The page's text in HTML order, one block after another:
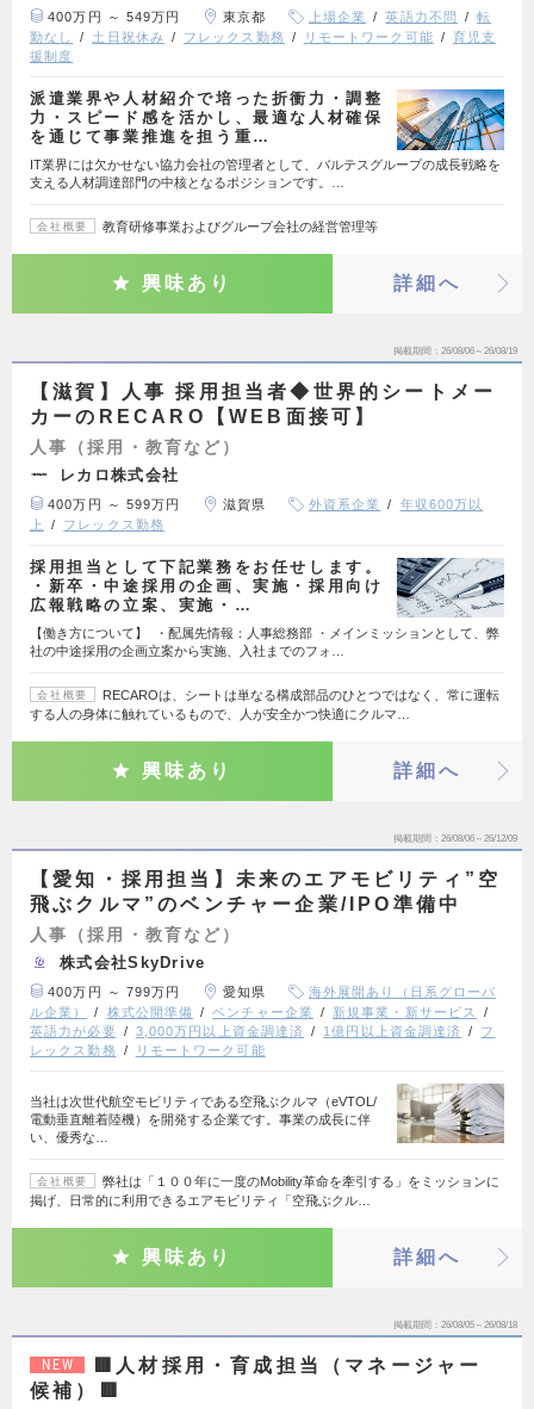
400万円 ～ 549万円 東京都 上場企業 英語力不問
転
勤なし
土日祝休み フレックス勤務 リモートワーク可能
育児支
援制度
派遣業界や人材紹介で培った折衝力・調整
力・スピード感を活かし、最適な人材確保
を通じて事業推進を担う重…
IT業界には欠かせない協力会社の管理者として、バルテスグループの成長戦略を
支える人材調達部門の中核となるポジションです。…
会社概要 教育研修事業およびグループ会社の経営管理等
興味あり 詳細へ
掲載期間 26/08/06～26/08/19
【滋賀】人事 採用担当者◆世界的シートメー
カーのRECARO【WEB面接可】
人事（採用・教育など）
レカロ株式会社
400万円 ～ 599万円 滋賀県 外資系企業
年収600万以
上
フレックス勤務
採用担当として下記業務をお任せします。
・新卒・中途採用の企画、実施・採用向け
広報戦略の立案、実施・…
【働き方について】 ・配属先情報：人事総務部 ・メインミッションとして、弊
社の中途採用の企画立案から実施、入社までのフォ…
会社概要
RECAROは、シートは単なる構成部品のひとつではなく、常に運転
する人の身体に触れているもので、人が安全かつ快適にクルマ…
興味あり 詳細へ
掲載期間 26/08/06～26/12/09
【愛知・採用担当】未来のエアモビリティ”空
飛ぶクルマ”のベンチャー企業/IPO準備中
人事（採用・教育など）
株式会社SkyDrive
400万円 ～ 799万円 愛知県
海外展開あり（日系グローバ
ル企業）
株式公開準備 ベンチャー企業
新規事業・新サービス
英語力が必要
3,000万円以上資金調達済 1億円以上資金調達済
フ
レックス勤務
リモートワーク可能
当社は次世代航空モビリティである空飛ぶクルマ（eVTOL/
電動垂直離着陸機）を開発する企業です。事業の成長に伴
い、優秀な…
会社概要
弊社は「１００年に一度のMobility革命を牽引する」をミッションに
掲げ、日常的に利用できるエアモビリティ「空飛ぶクル…
興味あり 詳細へ
掲載期間 26/08/05～26/08/18
NEW
🟥人材採用・育成担当（マネージャー
候補）🟥